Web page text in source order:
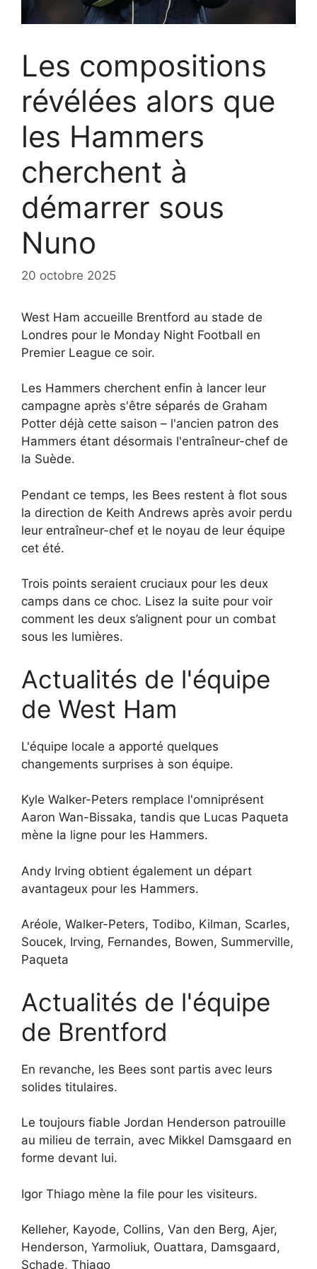
Les compositions
révélées alors que
les Hammers
cherchent à
démarrer sous
Nuno
20 octobre 2025
West Ham accueille Brentford au stade de
Londres pour le Monday Night Football en
Premier League ce soir.
Les Hammers cherchent enfin à lancer leur
campagne après s'être séparés de Graham
Potter déjà cette saison – l'ancien patron des
Hammers étant désormais l'entraîneur-chef de
la Suède.
Pendant ce temps, les Bees restent à flot sous
la direction de Keith Andrews après avoir perdu
leur entraîneur-chef et le noyau de leur équipe
cet été.
Trois points seraient cruciaux pour les deux
camps dans ce choc. Lisez la suite pour voir
comment les deux s’alignent pour un combat
sous les lumières.
Actualités de l'équipe
de West Ham
L'équipe locale a apporté quelques
changements surprises à son équipe.
Kyle Walker-Peters remplace l'omniprésent
Aaron Wan-Bissaka, tandis que Lucas Paqueta
mène la ligne pour les Hammers.
Andy Irving obtient également un départ
avantageux pour les Hammers.
Aréole, Walker-Peters, Todibo, Kilman, Scarles,
Soucek, Irving, Fernandes, Bowen, Summerville,
Paqueta
Actualités de l'équipe
de Brentford
En revanche, les Bees sont partis avec leurs
solides titulaires.
Le toujours fiable Jordan Henderson patrouille
au milieu de terrain, avec Mikkel Damsgaard en
forme devant lui.
Igor Thiago mène la file pour les visiteurs.
Kelleher, Kayode, Collins, Van den Berg, Ajer,
Henderson, Yarmoliuk, Ouattara, Damsgaard,
Schade, Thiago